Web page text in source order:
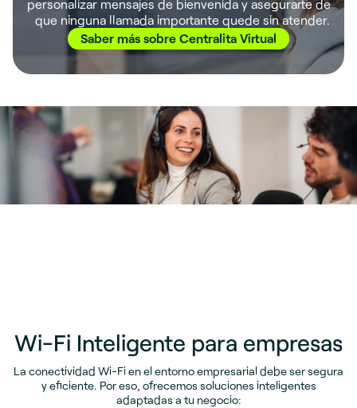
personalizar mensajes de bienvenida y asegurarte de
que ninguna llamada importante quede sin atender.
Saber más sobre Centralita Virtual
Wi-Fi Inteligente para empresas
La conectividad Wi-Fi en el entorno empresarial debe ser segura
y eficiente. Por eso, ofrecemos soluciones inteligentes
adaptadas a tu negocio: